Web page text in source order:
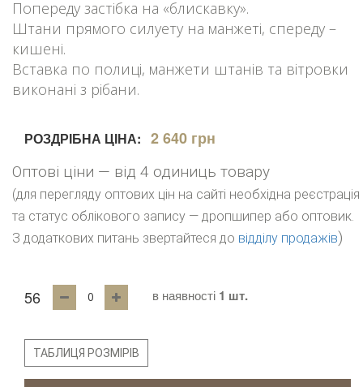
Попереду застібка на «блискавку».
Штани прямого силуету на манжеті, спереду –
кишені.
Вставка по полиці, манжети штанів та вітровки
виконані з рібани.
РОЗДРІБНА ЦІНА: 2 640 грн
Оптові ціни — від 4 одиниць товару
(для перегляду оптових цін на сайті необхідна реєстрація
та статус облікового запису — дропшипер або оптовик.
З додаткових питань звертайтеся до відділу продажів)
56 в наявності 1 шт.
ТАБЛИЦЯ РОЗМІРІВ